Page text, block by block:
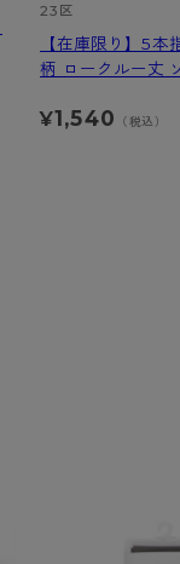
カテゴ
23区
【在庫限り】5本
柄 ロークルー丈
¥1,540 （税込）